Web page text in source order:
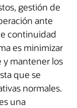
gestión de
ante
continuidad
es minimizar
y mantener los
que se
normales.
una